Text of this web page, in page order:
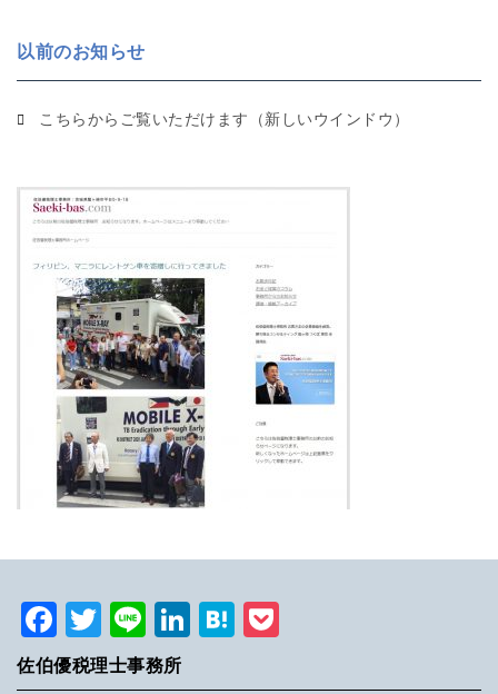
以前のお知らせ
こちらからご覧いただけます（新しいウインドウ）
Facebook
Twitter
LineLinkedIn
Hatena
佐伯優税理士事務所